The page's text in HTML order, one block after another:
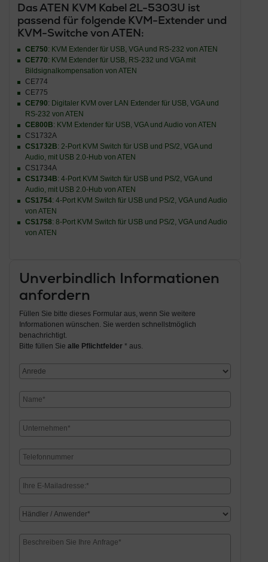
DasATEN KVM Kabel 2L-5303U ist
passend für folgende KVM-Extender und
KVM-Switche von ATEN:
CE750: KVM Extender für USB, VGA und RS-232 von ATEN
CE770: KVM Extender für USB, RS-232 und VGA mit
Bildsignalkompensation von ATEN
CE774
CE775
CE790: Digitaler KVM over LAN Extender für USB, VGA und
RS-232 von ATEN
CE800B: KVM Extender für USB, VGA und Audio von ATEN
CS1732A
CS1732B: 2-Port KVM Switch für USB und PS/2, VGA und
Audio, mit USB 2.0-Hub von ATEN
CS1734A
CS1734B: 4-Port KVM Switch für USB und PS/2, VGA und
Audio, mit USB 2.0-Hub von ATEN
CS1754: 4-Port KVM Switch für USB und PS/2, VGA und Audio
von ATEN
CS1758: 8-Port KVM Switch für USB und PS/2, VGA und Audio
von ATEN
Unverbindlich Informationen
anfordern
Füllen Sie bitte dieses Formular aus, wenn Sie weitere
Informationen wünschen. Sie werden schnellstmöglich
benachrichtigt.
Bitte füllen Sie alle Pflichtfelder * aus.